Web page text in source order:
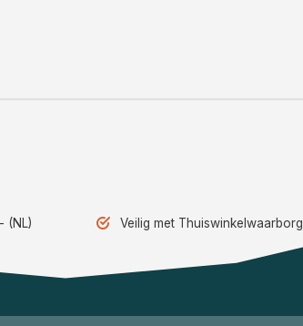
(NL) Veilig met Thuiswinkelwaarborg